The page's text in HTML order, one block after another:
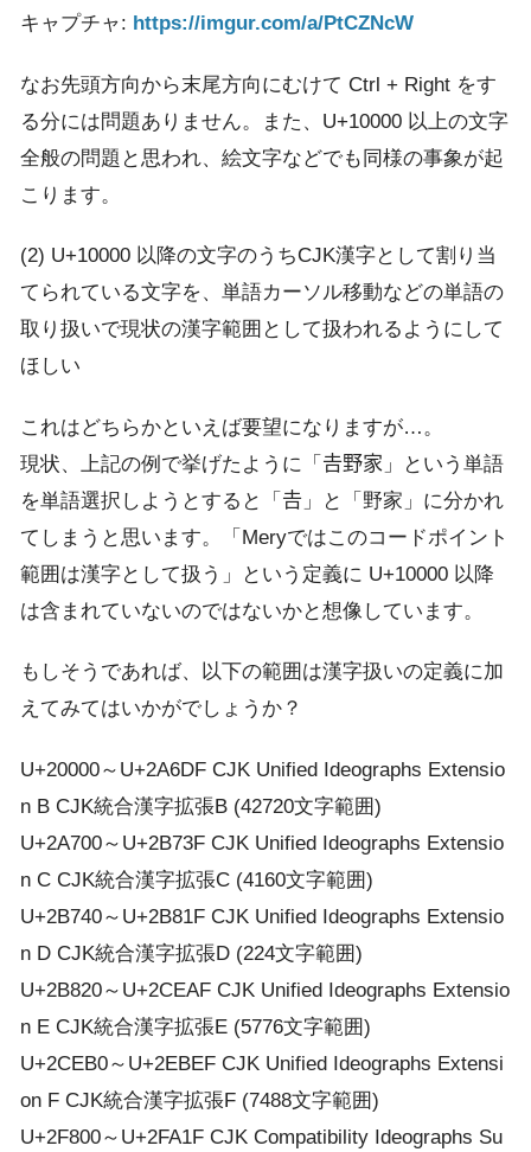
キャプチャ: https://imgur.com/a/PtCZNcW
なお先頭方向から末尾方向にむけて Ctrl + Right をす
る分には問題ありません。また、U+10000 以上の文字
全般の問題と思われ、絵文字などでも同様の事象が起
こります。
(2) U+10000 以降の文字のうちCJK漢字として割り当
てられている文字を、単語カーソル移動などの単語の
取り扱いで現状の漢字範囲として扱われるようにして
ほしい
これはどちらかといえば要望になりますが…。
現状、上記の例で挙げたように「𠮷野家」という単語
を単語選択しようとすると「𠮷」と「野家」に分かれ
てしまうと思います。「Meryではこのコードポイント
範囲は漢字として扱う」という定義に U+10000 以降
は含まれていないのではないかと想像しています。
もしそうであれば、以下の範囲は漢字扱いの定義に加
えてみてはいかがでしょうか？
U+20000～U+2A6DF CJK Unified Ideographs Extensio
n B CJK統合漢字拡張B (42720文字範囲)
U+2A700～U+2B73F CJK Unified Ideographs Extensio
n C CJK統合漢字拡張C (4160文字範囲)
U+2B740～U+2B81F CJK Unified Ideographs Extensio
n D CJK統合漢字拡張D (224文字範囲)
U+2B820～U+2CEAF CJK Unified Ideographs Extensio
n E CJK統合漢字拡張E (5776文字範囲)
U+2CEB0～U+2EBEF CJK Unified Ideographs Extensi
on F CJK統合漢字拡張F (7488文字範囲)
U+2F800～U+2FA1F CJK Compatibility Ideographs Su